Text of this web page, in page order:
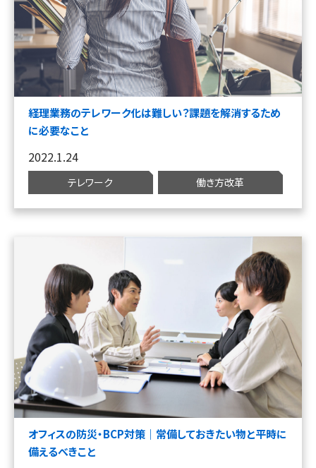
経理業務のテレワーク化は難しい？課題を解消するため
に必要なこと
2022.1.24
テレワーク 働き方改革
オフィスの防災・BCP対策｜常備しておきたい物と平時に
備えるべきこと